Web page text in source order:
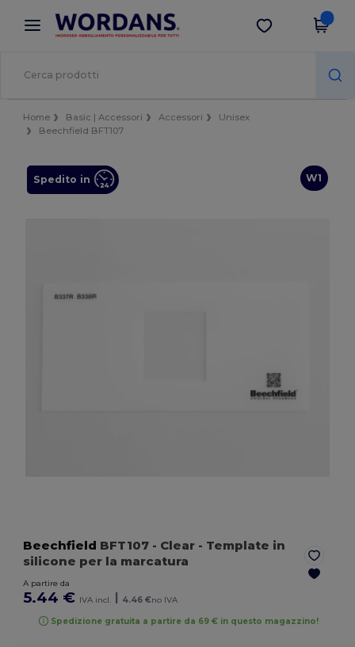
× App Wordans
Prezzi migliori sull'app!
Scarica app
Home Basic | Accessori Accessori
Unisex
Beechfield BFT107
W1
Spedito in
Beechfield BFT107 - Clear - Template in
silicone per la marcatura
A partire da
5.44 € IVA incl. | 4.46 €no IVA
Spedizione gratuita a partire da 69 € in questo magazzino!